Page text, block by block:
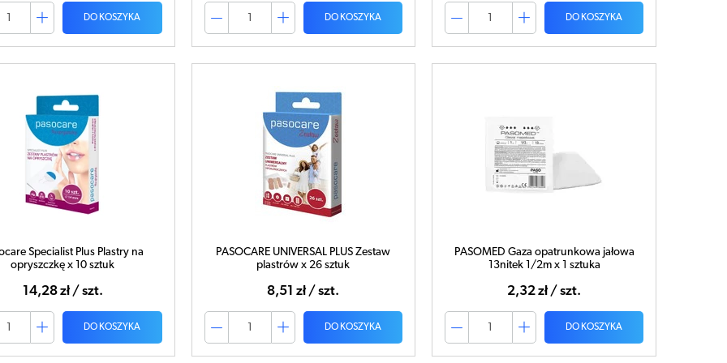
DO KOSZYKA DO KOSZYKA DO KOSZYKA
Specialist Plus Plastry na
opryszczkę x 10 sztuk
14,28 zł / szt.
DO KOSZYKA
PASOCARE UNIVERSAL PLUS Zestaw
plastrów x 26 sztuk
8,51 zł / szt.
DO KOSZYKA
PASOMED Gaza opatrunkowa jałowa
13nitek 1/2m x 1 sztuka
2,32 zł / szt.
DO KOSZYKA